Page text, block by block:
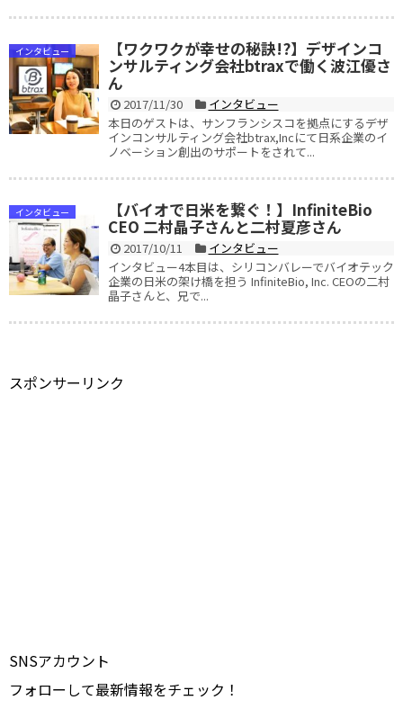
インタビュー 【ワクワクが幸せの秘訣!?】デザインコ
ンサルティング会社btraxで働く波江優さ
ん
2017/11/30
インタビュー
本日のゲストは、サンフランシスコを拠点にするデザ
インコンサルティング会社btrax,Incにて日系企業のイ
ノベーション創出のサポートをされて...
インタビュー 【バイオで日米を繋ぐ！】InfiniteBio
CEO 二村晶子さんと二村夏彦さん
2017/10/11
インタビュー
インタビュー4本目は、シリコンバレーでバイオテック
企業の日米の架け橋を担う InfiniteBio, Inc. CEOの二村
晶子さんと、兄で...
スポンサーリンク
SNSアカウント
フォローして最新情報をチェック！